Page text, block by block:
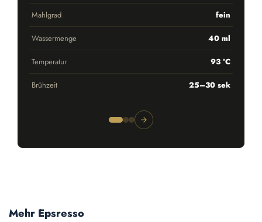
Mahlgrad fein
Wassermenge 40 ml
Temperatur 93 °C
Brühzeit 25–30 sek
Produktgalerie überspringen
Mehr Epsresso